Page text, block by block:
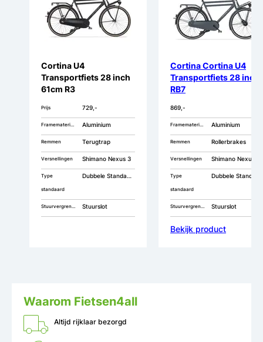
Cortina U4
Transportfiets 28 inch
61cm R3
Prijs 729,-
Framemateriaal Aluminium
Remmen Terugtrap
Versnellingen Shimano Nexus 3
Type
standaard
Dubbele Standaard
Stuurvergrendeling Stuurslot
Cortina Cortina U4
Transportfiets 28 inch
RB7
869,-
Framemateriaal Aluminium
Remmen Rollerbrakes
Versnellingen Shimano Nexus 7
Type
standaard
Dubbele Standaard
Stuurvergrendeling Stuurslot
Bekijk product
Waarom Fietsen4all
Altijd rijklaar bezorgd